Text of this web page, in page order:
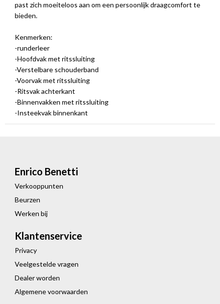
past zich moeiteloos aan om een persoonlijk draagcomfort te
bieden.
Kenmerken:
-runderleer
-Hoofdvak met ritssluiting
-Verstelbare schouderband
-Voorvak met ritssluiting
-Ritsvak achterkant
-Binnenvakken met ritssluiting
-Insteekvak binnenkant
Enrico Benetti
Verkooppunten
Beurzen
Werken bij
Klantenservice
Privacy
Veelgestelde vragen
Dealer worden
Algemene voorwaarden